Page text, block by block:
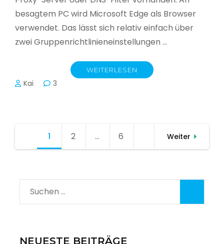
besagtem PC wird Microsoft Edge als Browser
verwendet. Das lässt sich relativ einfach über
zwei Gruppenrichtlinieneinstellungen …
WEITERLESEN
Kai 3
Seitennummerierung
1 Seite
2 … Seite
6 Weiter
Suchen
nach:
NEUESTE BEITRÄGE